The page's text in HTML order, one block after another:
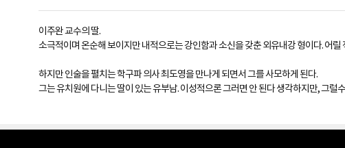
이주완 교수의 딸.
소극적이며 온순해 보이지만 내적으로는 강인함과 소신을 갖춘 외유내강 형이다. 어
하지만 인술을 펼치는 학구파 의사 최도영을 만나게 되면서 그를 사모하게 된다.
그는 유치원에 다니는 딸이 있는 유부남. 이성적으론 그러면 안 된다 생각하지만, 그럴